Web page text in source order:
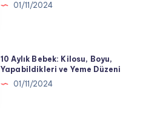
01/11/2024
10 Aylık Bebek: Kilosu, Boyu,
Yapabildikleri ve Yeme Düzeni
01/11/2024